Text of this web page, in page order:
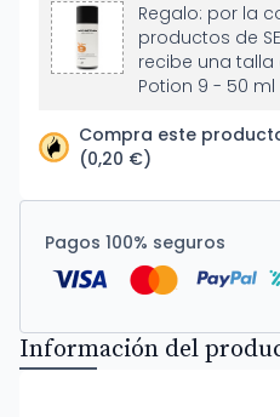
Regalo: por la
productos de
recibe una
Potion 9 - 50 ml
Compra este
(0,20 €)
Pagos 100% seguros
Información del